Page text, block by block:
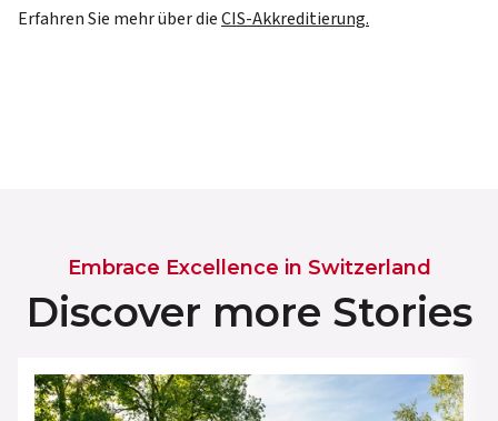
Erfahren Sie mehr über dieCIS-Akkreditierung.
Embrace Excellence in Switzerland
Discover more Stories